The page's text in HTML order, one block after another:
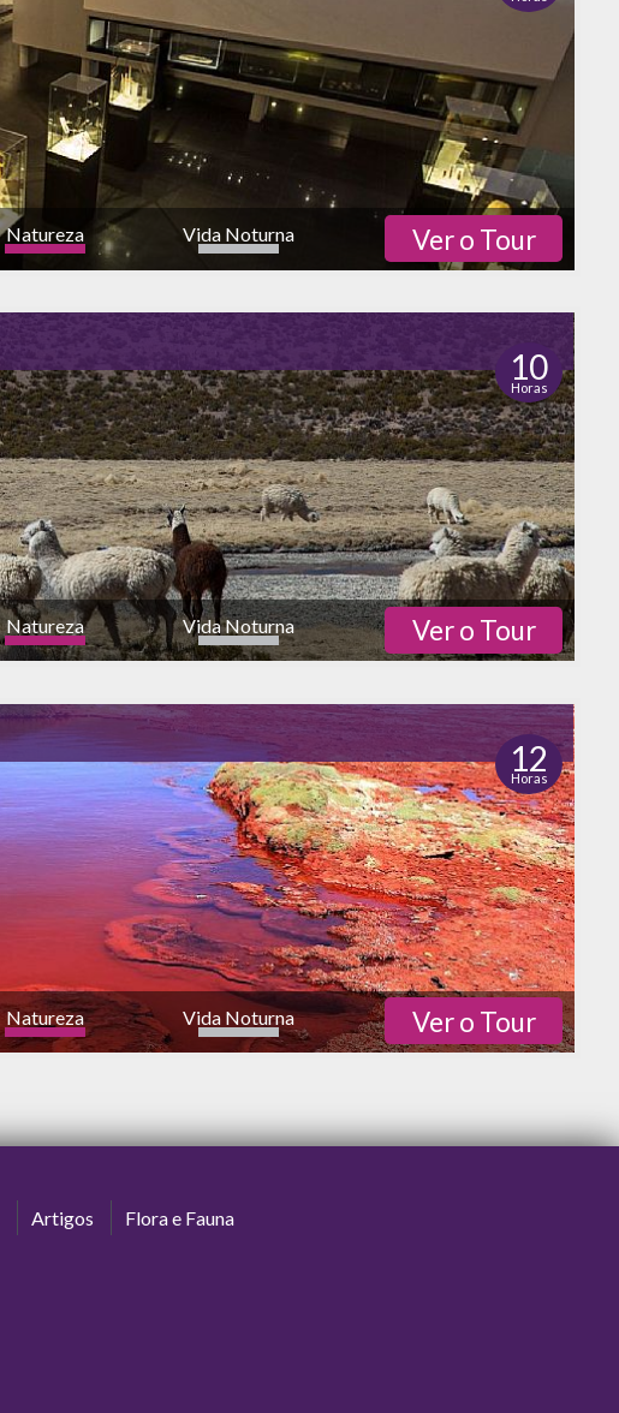
Natureza
alto
Vida Noturna Ver o Tour
10
Horas
Natureza
alto
Vida Noturna Ver o Tour
12
Horas
Natureza
alto
Vida Noturna Ver o Tour
Artigos Flora e Fauna